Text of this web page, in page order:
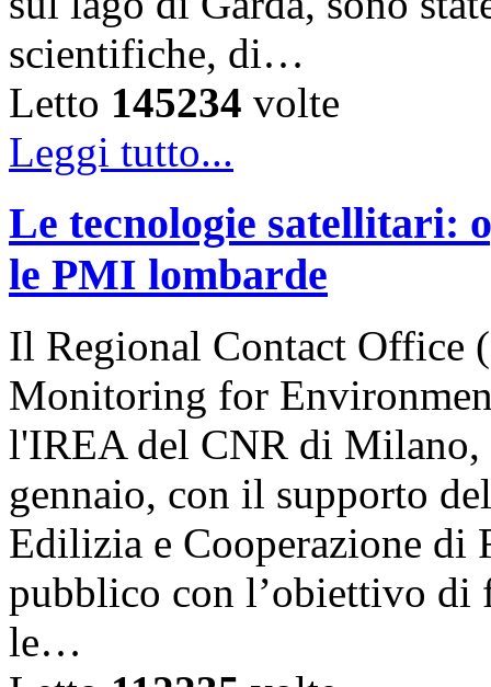
scientifiche, di…
Letto 145234 volte
Leggi tutto...
Le tecnologie satellitari:
le PMI lombarde
Il Regional Contact Office
Monitoring for
l'IREA del CNR di Milano,
gennaio, con il supporto
Edilizia e Cooperazione di
pubblico con l’obiettivo di
le…